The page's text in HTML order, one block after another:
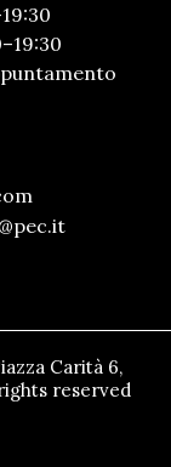
Carità 6,
reserved